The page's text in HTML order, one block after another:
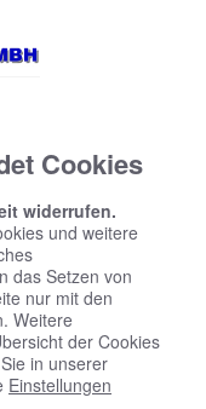
Cookies
widerrufen.
und weitere
das Setzen von
nur mit den
Weitere
der Cookies
in unserer
Einstellungen